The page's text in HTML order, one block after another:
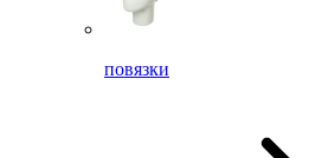
повязки